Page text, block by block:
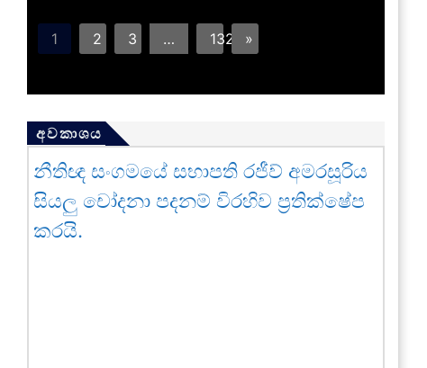
1 2 3 … 132 »
අවකාශය
නීතිඥ සංගමයේ සභාපති රජීව් අමරසූරිය
සියලු චෝදනා පදනම් විරහිව ප්‍රතික්ෂේප
කරයි.